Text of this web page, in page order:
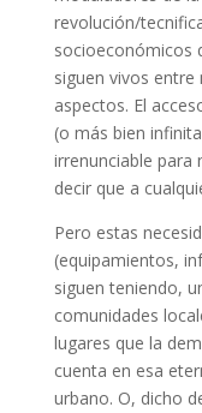
revolución/
socioeconómicos
siguen vivos
aspectos. El
(o más bien
irrenunciable para
decir que a
Pero estas
(equipamientos,
siguen teniendo,
comunidades
lugares que la
cuenta en esa
urbano. O, dicho